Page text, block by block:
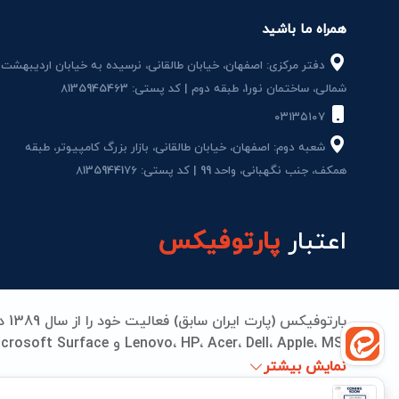
همراه ما باشید
دفتر مرکزی: اصفهان، خیابان طالقانی، نرسیده به خیابان اردیبهشت
شمالی، ساختمان نور1، طبقه دوم | کد پستی: 8135945463
۰۳۱۳۵۱۰۷
شعبه دوم: اصفهان، خیابان طالقانی، بازار بزرگ کامپیوتر، طبقه
همکف، جنب نگهبانی، واحد 99 | کد پستی: 8135944176
اعتبارپارتوفیکس
می‌دهیم. از تامین قطعات اورجینال تا تعمیرات مادربرد،
جهانی انجام می‌شود. پارتوفیکس؛ جایی که کیفیت،
نمایش بیشتر